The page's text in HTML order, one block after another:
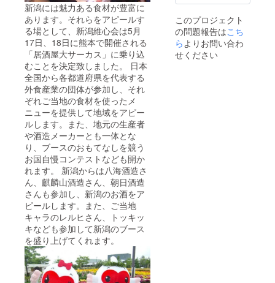
新潟には魅力ある食材が豊富に
あります。それらをアピールす
る場として、新潟維心会は5月
17日、18日に熊本で開催される
「居酒屋大サーカス」に乗り込
むことを決定致しました。 日本
全国から各都道府県を代表する
外食産業の団体が参加し、それ
ぞれご当地の食材を使ったメ
ニューを提供して地域をアピー
ルします。また、地元の生産者
や酒造メーカーとも一体とな
り、ブースのおもてなしを競う
お国自慢コンテストなども開か
れます。 新潟からは八海酒造さ
ん、麒麟山酒造さん、朝日酒造
さんも参加し、新潟のお酒をア
ピールします。また、ご当地
キャラのレルヒさん、トッキッ
キなども参加して新潟のブース
を盛り上げてくれます。
このプロジェクト
の問題報告はこち
らよりお問い合わ
せください